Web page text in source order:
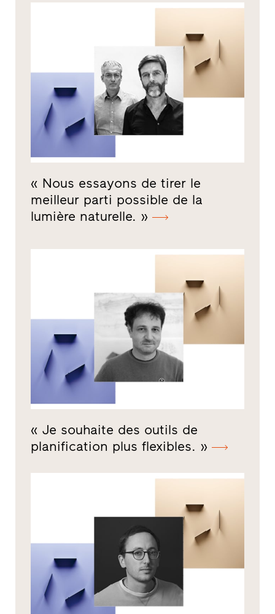
« Nous essayons de tirer le
meilleur parti possible de la
lumière naturelle. »
« Je souhaite des outils de
planification plus flexibles. »